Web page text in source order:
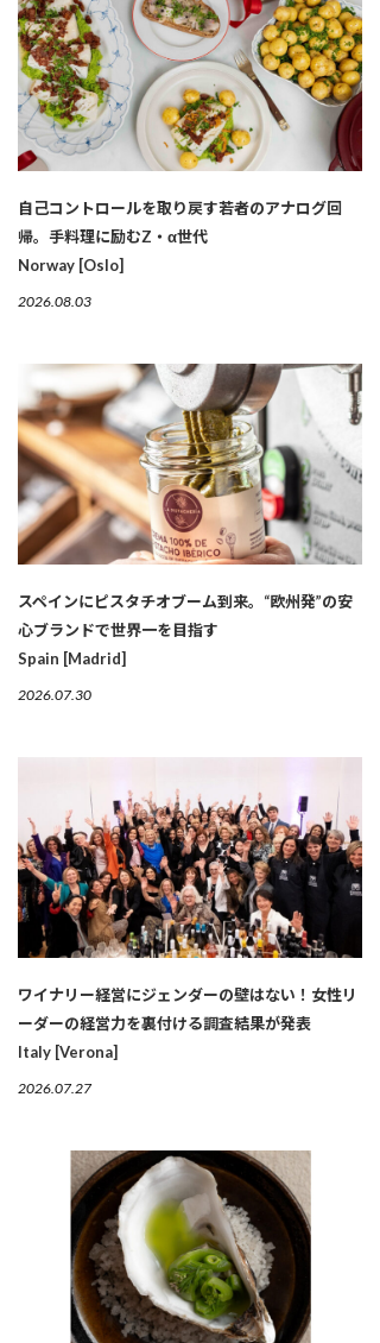
自己コントロールを取り戻す若者のアナログ回
帰。手料理に励むZ・α世代
Norway [Oslo]
2026.08.03
スペインにピスタチオブーム到来。“欧州発”の安
心ブランドで世界一を目指す
Spain [Madrid]
2026.07.30
ワイナリー経営にジェンダーの壁はない！女性リ
ーダーの経営力を裏付ける調査結果が発表
Italy [Verona]
2026.07.27